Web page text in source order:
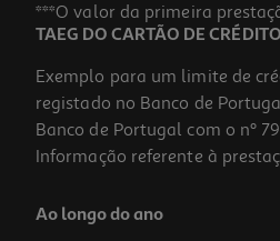
***O valor da primeira
TAEG DO CARTÃO DE
Exemplo para um limite de
registado no Banco de
Banco de Portugal com o nº
Informação referente à
Ao longo do ano